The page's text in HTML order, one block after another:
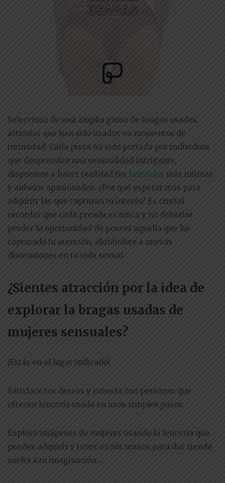
Selecciona de una amplia gama de bragas usadas,
artículos que han sido usados en momentos de
intimidad. Cada pieza ha sido portada por individuos
que desprenden una sensualidad intrigante,
dispuestos a hacer realidad tus fantasías más íntimas
y anhelos apasionados. ¿Por qué esperar más para
adquirir las que capturan tu interés? Es crucial
recordar que cada prenda es única y no deberías
perder la oportunidad de poseer aquella que ha
capturado tu atención, abriéndote a nuevas
dimensiones en tu vida sexual.
¿Sientes atracción por la idea de
explorar la bragas usadas de
mujeres sensuales?
¡Estás en el lugar indicado!
Satisface tus deseos y conecta con personas que
ofrecen lencería usada en unos simples pasos.
Explora imágenes de mujeres usando la lencería que
puedes adquirir y tener en tus manos para dar rienda
suelta a tu imaginación…